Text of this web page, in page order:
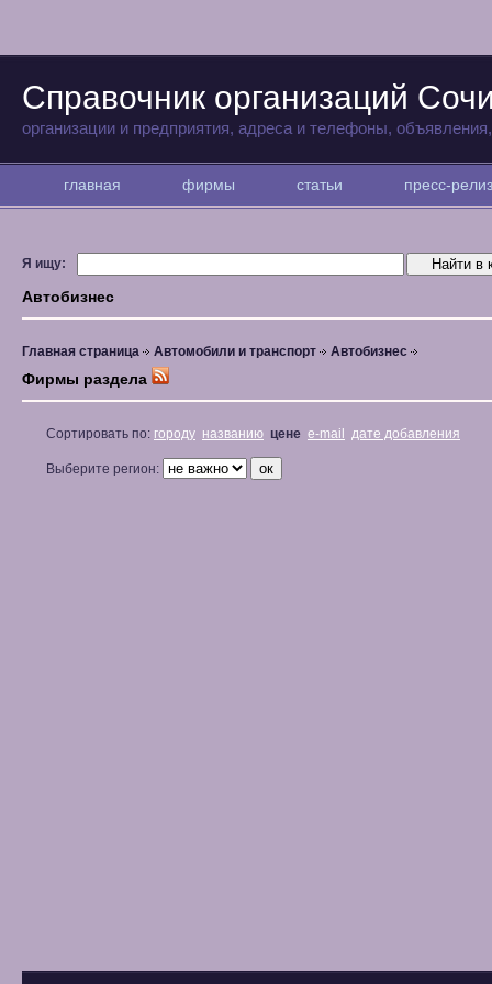
Справочник организаций
организации и предприятия, адреса и телефоны,
главная фирмы статьи пресс-
Я ищу:
Автобизнес
Главная страница Автомобили и транспорт Автобизнес
Фирмы раздела
Сортировать по: городу названию цене e-mail дате добавления
Выберите регион: